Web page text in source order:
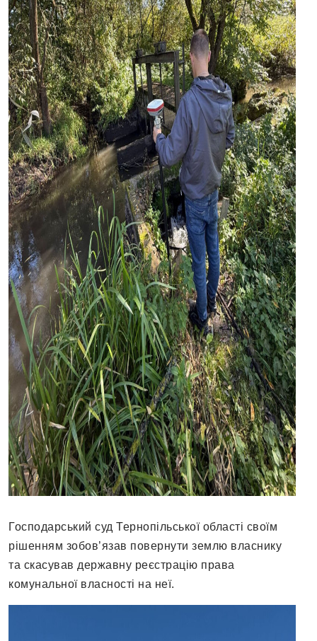
Господарський суд Тернопільської області своїм
рішенням зобов’язав повернути землю власнику
та скасував державну реєстрацію права
комунальної власності на неї.